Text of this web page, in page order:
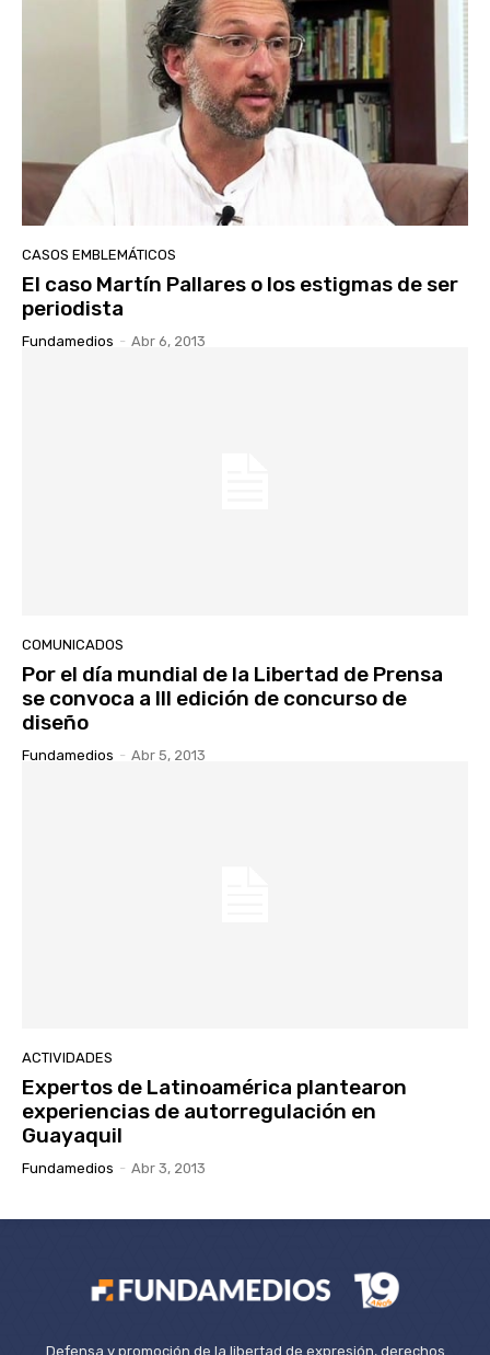
CASOS EMBLEMÁTICOS
El caso Martín Pallares o los estigmas de ser
periodista
Fundamedios - Abr 6, 2013
COMUNICADOS
Por el día mundial de la Libertad de Prensa
se convoca a III edición de concurso de
diseño
Fundamedios - Abr 5, 2013
ACTIVIDADES
Expertos de Latinoamérica plantearon
experiencias de autorregulación en
Guayaquil
Fundamedios - Abr 3, 2013
Defensa y promoción de la libertad de expresión, derechos